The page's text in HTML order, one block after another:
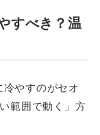
すべき？温
やすのがセオ
範囲で動く」方